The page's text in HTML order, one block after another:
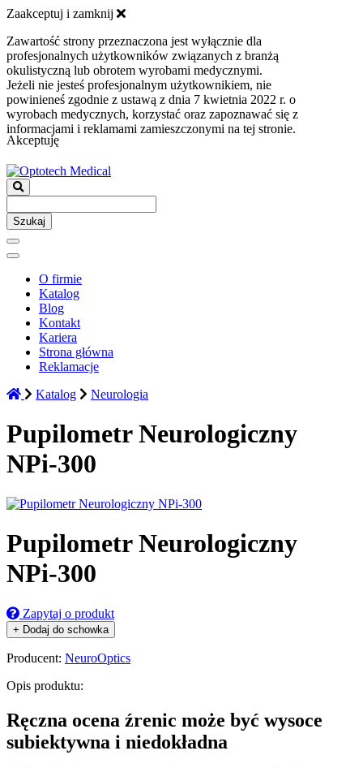
Zaakceptuj i zamknij
Zawartość strony przeznaczona jest wyłącznie dla
profesjonalnych użytkowników związanych z branżą
okulistyczną lub obrotem wyrobami medycznymi.
Jeżeli nie jesteś profesjonalnym użytkownikiem, nie
powinieneś zgodnie z ustawą z dnia 7 kwietnia 2022 r. o
wyrobach medycznych, korzystać oraz zapoznawać się z
informacjami i reklamami zamieszczonymi na tej stronie.
Akceptuję
Szukaj
O firmie
Katalog
Blog
Kontakt
Kariera
Strona główna
Reklamacje
Katalog
Neurologia
Pupilometr Neurologiczny
NPi-300
Pupilometr Neurologiczny
NPi-300
Zapytaj o produkt
+ Dodaj do schowka
Producent: NeuroOptics
Opis produktu:
Ręczna ocena źrenic może być wysoce
subiektywna i niedokładna